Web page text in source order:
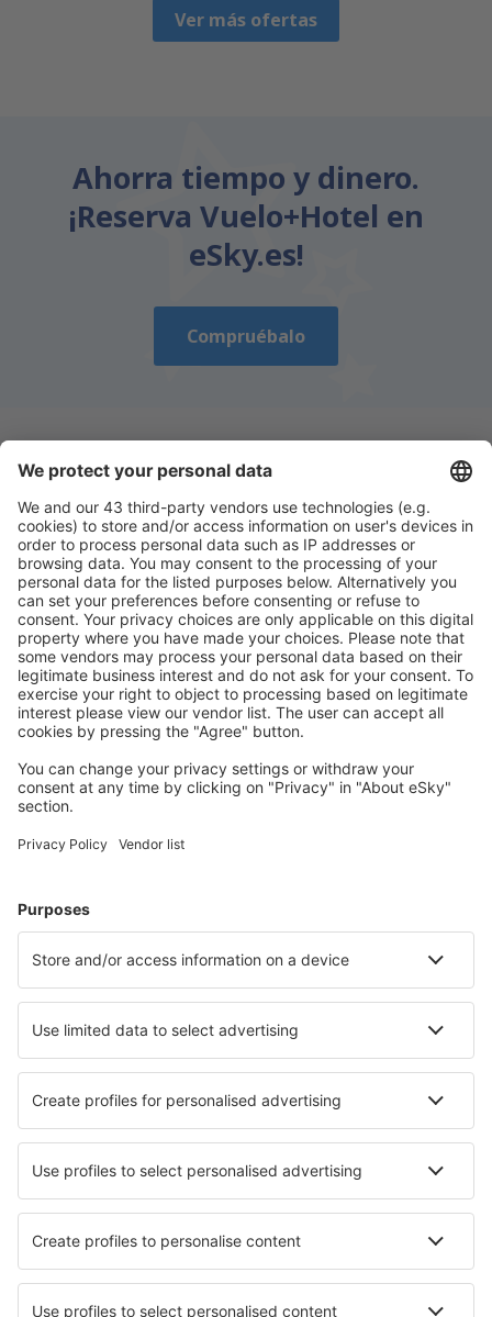
Ver más ofertas
Ahorra tiempo y dinero.
¡Reserva Vuelo+Hotel en
eSky.es!
Compruébalo
Descarga nuestra appy planifica
cómodamente tus viajes
Planifica tu viaje
Vuelos baratos
Escapadas
Vuelo+Hotel
Hoteles
Traslados
Atracciones
Eventos deportivos
Aprende más
Mejor Precio Garantizado
Aplicación móvil
Aerolíneas
Ryanair
Vueling
Iberia